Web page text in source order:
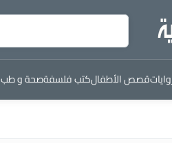
قصص الأطفالكتب فلسفةصحة و طب